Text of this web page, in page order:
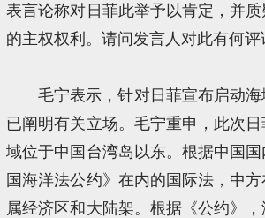
表言论称对日菲此举予以肯定，并
的主权权利。请问发言人对此有何评
毛宁表示，针对日菲宣布启动
已阐明有关立场。毛宁重申，此次
域位于中国台湾岛以东。根据中国
国海洋法公约》在内的国际法，中
属经济区和大陆架。根据《公约》